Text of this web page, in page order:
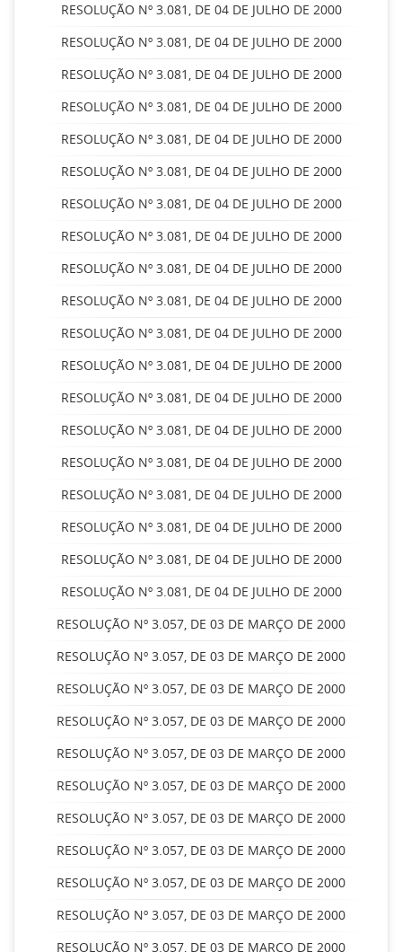
RESOLUÇÃO Nº 3.081, DE 04 DE JULHO DE 2000
RESOLUÇÃO Nº 3.081, DE 04 DE JULHO DE 2000
RESOLUÇÃO Nº 3.081, DE 04 DE JULHO DE 2000
RESOLUÇÃO Nº 3.081, DE 04 DE JULHO DE 2000
RESOLUÇÃO Nº 3.081, DE 04 DE JULHO DE 2000
RESOLUÇÃO Nº 3.081, DE 04 DE JULHO DE 2000
RESOLUÇÃO Nº 3.081, DE 04 DE JULHO DE 2000
RESOLUÇÃO Nº 3.081, DE 04 DE JULHO DE 2000
RESOLUÇÃO Nº 3.081, DE 04 DE JULHO DE 2000
RESOLUÇÃO Nº 3.081, DE 04 DE JULHO DE 2000
RESOLUÇÃO Nº 3.081, DE 04 DE JULHO DE 2000
RESOLUÇÃO Nº 3.081, DE 04 DE JULHO DE 2000
RESOLUÇÃO Nº 3.081, DE 04 DE JULHO DE 2000
RESOLUÇÃO Nº 3.081, DE 04 DE JULHO DE 2000
RESOLUÇÃO Nº 3.081, DE 04 DE JULHO DE 2000
RESOLUÇÃO Nº 3.081, DE 04 DE JULHO DE 2000
RESOLUÇÃO Nº 3.081, DE 04 DE JULHO DE 2000
RESOLUÇÃO Nº 3.081, DE 04 DE JULHO DE 2000
RESOLUÇÃO Nº 3.081, DE 04 DE JULHO DE 2000
RESOLUÇÃO Nº 3.057, DE 03 DE MARÇO DE 2000
RESOLUÇÃO Nº 3.057, DE 03 DE MARÇO DE 2000
RESOLUÇÃO Nº 3.057, DE 03 DE MARÇO DE 2000
RESOLUÇÃO Nº 3.057, DE 03 DE MARÇO DE 2000
RESOLUÇÃO Nº 3.057, DE 03 DE MARÇO DE 2000
RESOLUÇÃO Nº 3.057, DE 03 DE MARÇO DE 2000
RESOLUÇÃO Nº 3.057, DE 03 DE MARÇO DE 2000
RESOLUÇÃO Nº 3.057, DE 03 DE MARÇO DE 2000
RESOLUÇÃO Nº 3.057, DE 03 DE MARÇO DE 2000
RESOLUÇÃO Nº 3.057, DE 03 DE MARÇO DE 2000
RESOLUÇÃO Nº 3.057, DE 03 DE MARÇO DE 2000